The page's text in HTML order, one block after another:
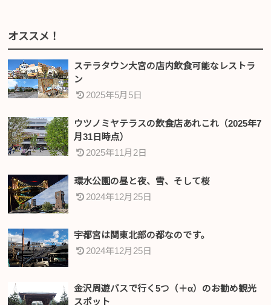
オススメ！
ステラタウン大宮の店内飲食可能なレストラ
ン
2025年5月5日
ウツノミヤテラスの飲食店あれこれ（2025年7
月31日時点）
2025年11月2日
環水公園の昼と夜、雪、そして桜
2024年12月25日
宇都宮は関東北部の都なのです。
2024年12月25日
金沢周遊バスで行く5つ（＋α）のお勧め観光
スポット